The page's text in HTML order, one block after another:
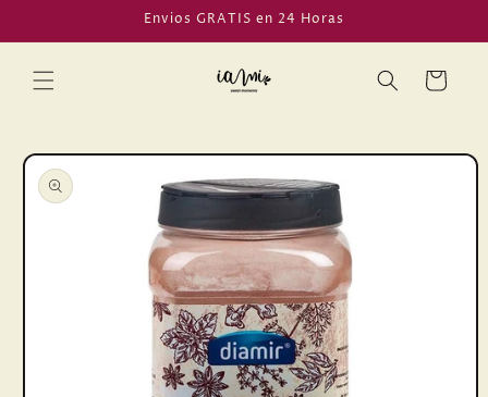
al contenido
Envios GRATIS en 24 Horas
Carrito
directamente
a la
información